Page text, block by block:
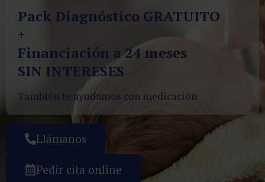
Financiación a 24 meses
SIN INTERESES
También te ayudamos con medicación
+
Pack Diagnóstico GRATUITO
Llámanos
Pedir cita online